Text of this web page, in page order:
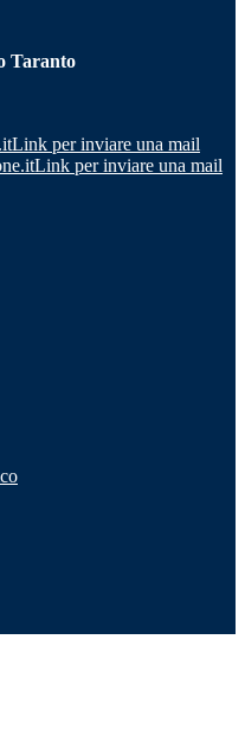
Taranto
Link per inviare una mail
Link per inviare una mail